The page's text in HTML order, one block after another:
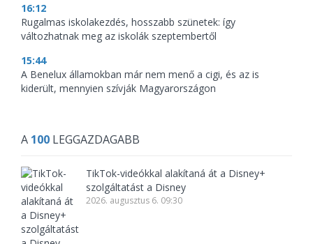
16:12
Rugalmas iskolakezdés, hosszabb szünetek: így
változhatnak meg az iskolák szeptembertől
15:44
A Benelux államokban már nem menő a cigi, és az is
kiderült, mennyien szívják Magyarországon
A 100 LEGGAZDAGABB
TikTok-videókkal alakítaná át a Disney+
szolgáltatást a Disney
2026. augusztus 6. 09:30